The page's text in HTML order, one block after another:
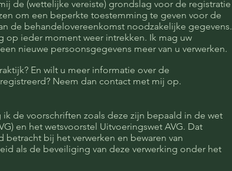
de (wettelijke vereiste) grondslag voor de registratie
om een beperkte toestemming te geven voor de
de behandelovereenkomst noodzakelijke gegevens.
ieder moment weer intrekken. Ik mag uw
nieuwe persoonsgegevens meer van u verwerken.
En wilt u meer informatie over de
Neem dan contact met mij op.
de voorschriften zoals deze zijn bepaald in de wet
en het wetsvoorstel Uitvoeringswet AVG. Dat
bij het verwerken en bewaren van
als de beveiliging van deze verwerking onder het